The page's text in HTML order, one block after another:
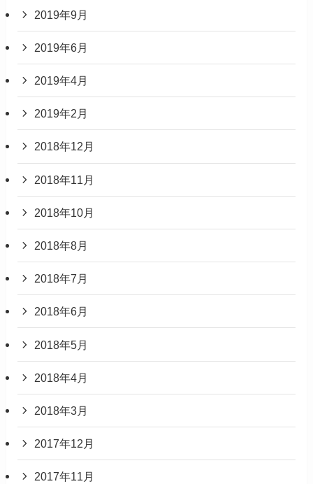
2019年9月
2019年6月
2019年4月
2019年2月
2018年12月
2018年11月
2018年10月
2018年8月
2018年7月
2018年6月
2018年5月
2018年4月
2018年3月
2017年12月
2017年11月